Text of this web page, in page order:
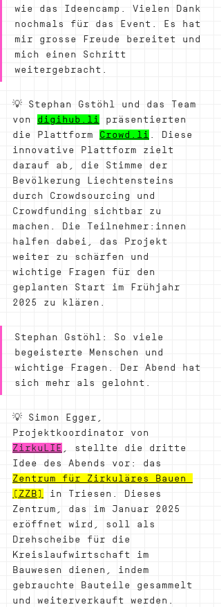
wie das Ideencamp. Vielen Dank
nochmals für das Event. Es hat
mir grosse Freude bereitet und
mich einen Schritt
weitergebracht.
💡 Stephan Gstöhl und das Team
von digihub.li präsentierten
die Plattform Crowd.li . Diese
innovative Plattform zielt
darauf ab, die Stimme der
Bevölkerung Liechtensteins
durch Crowdsourcing und
Crowdfunding sichtbar zu
machen. Die Teilnehmer:innen
halfen dabei, das Projekt
weiter zu schärfen und
wichtige Fragen für den
geplanten Start im Frühjahr
2025 zu klären.
Stephan Gstöhl: So viele
begeisterte Menschen und
wichtige Fragen. Der Abend hat
sich mehr als gelohnt.
💡 Simon Egger,
Projektkoordinator von
ZirkuLIE , stellte die dritte
Idee des Abends vor: das
Zentrum für Zirkuläres Bauen
(ZZB)
in Triesen. Dieses
Zentrum, das im Januar 2025
eröffnet wird, soll als
Drehscheibe für die
Kreislaufwirtschaft im
Bauwesen dienen, indem
gebrauchte Bauteile gesammelt
und weiterverkauft werden.